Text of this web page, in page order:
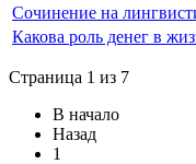
Сочинение на
Какова роль денег в
Страница 1 из 7
В начало
Назад
1